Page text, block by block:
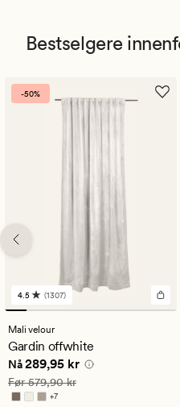
Bestselgere
-50%
1307
anmeldelser
med
en
gjennomsnittlig
vurdering
på
4.5
4.5 (1307)
Mali velour
Gardin offwhite
Nåværende pris
Nå289,95 kr
Vanlig pris 579,90 kr
Før579,90 kr
+7
Tilgjengelig i flere farger